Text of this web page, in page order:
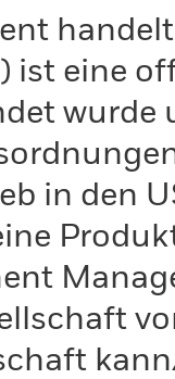
ist eine
in den